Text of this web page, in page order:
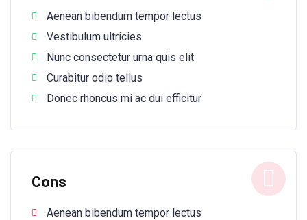
Aenean bibendum tempor lectus
Vestibulum ultricies
Nunc consectetur urna quis elit
Curabitur odio tellus
Donec rhoncus mi ac dui efficitur
Cons
Aenean bibendum tempor lectus